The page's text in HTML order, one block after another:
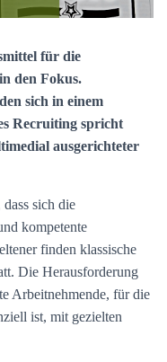
für die
den Fokus.
sich in einem
Recruiting spricht
ausgerichteter
sich die
kompetente
finden klassische
Die Herausforderung
Arbeitnehmende, für die
ist, mit gezielten